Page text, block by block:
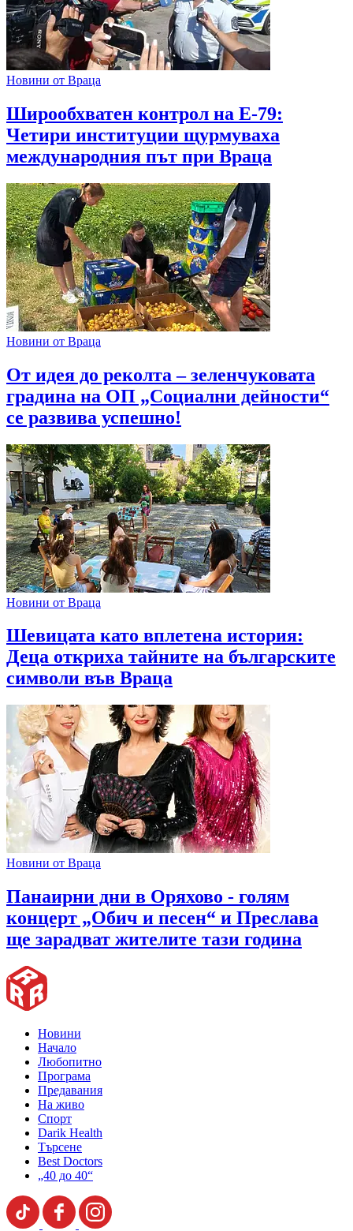
Новини от Враца
Широобхватен контрол на Е-79:
Четири институции щурмуваха
международния път при Враца
Новини от Враца
От идея до реколта – зеленчуковата
градина на ОП „Социални дейности“
се развива успешно!
Новини от Враца
Шевицата като вплетена история:
Деца откриха тайните на българските
символи във Враца
Новини от Враца
Панаирни дни в Оряхово - голям
концерт „Обич и песен“ и Преслава
ще зарадват жителите тази година
Новини
Начало
Любопитно
Програма
Предавания
На живо
Спорт
Darik Health
Търсене
Best Doctors
„40 до 40“